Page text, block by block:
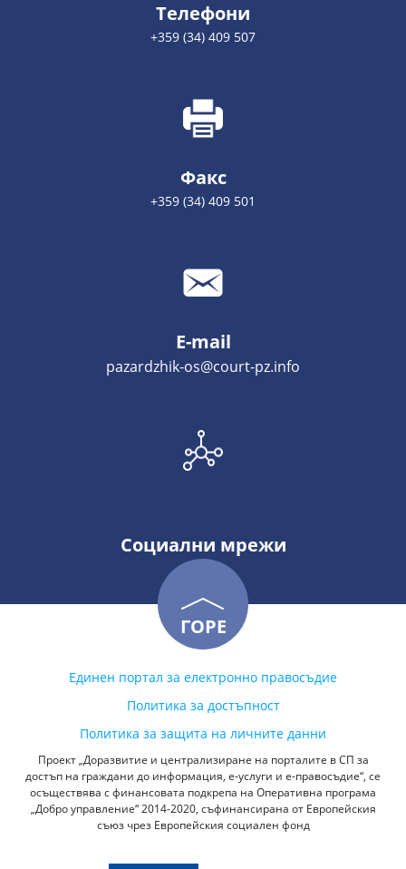
Телефони
+359 (34) 409 507
Факс
+359 (34) 409 501
E-mail
pazardzhik-os@court-pz.info
Социални мрежи
ГОРЕ
Единен портал за електронно правосъдие
Политика за достъпност
Политика за защита на личните данни
Проект „Доразвитие и централизиране на порталите в СП за
достъп на граждани до информация, е-услуги и е-правосъдие“, се
осъществява с финансовата подкрепа на Оперативна програма
„Добро управление“ 2014-2020, съфинансирана от Европейския
съюз чрез Европейския социален фонд